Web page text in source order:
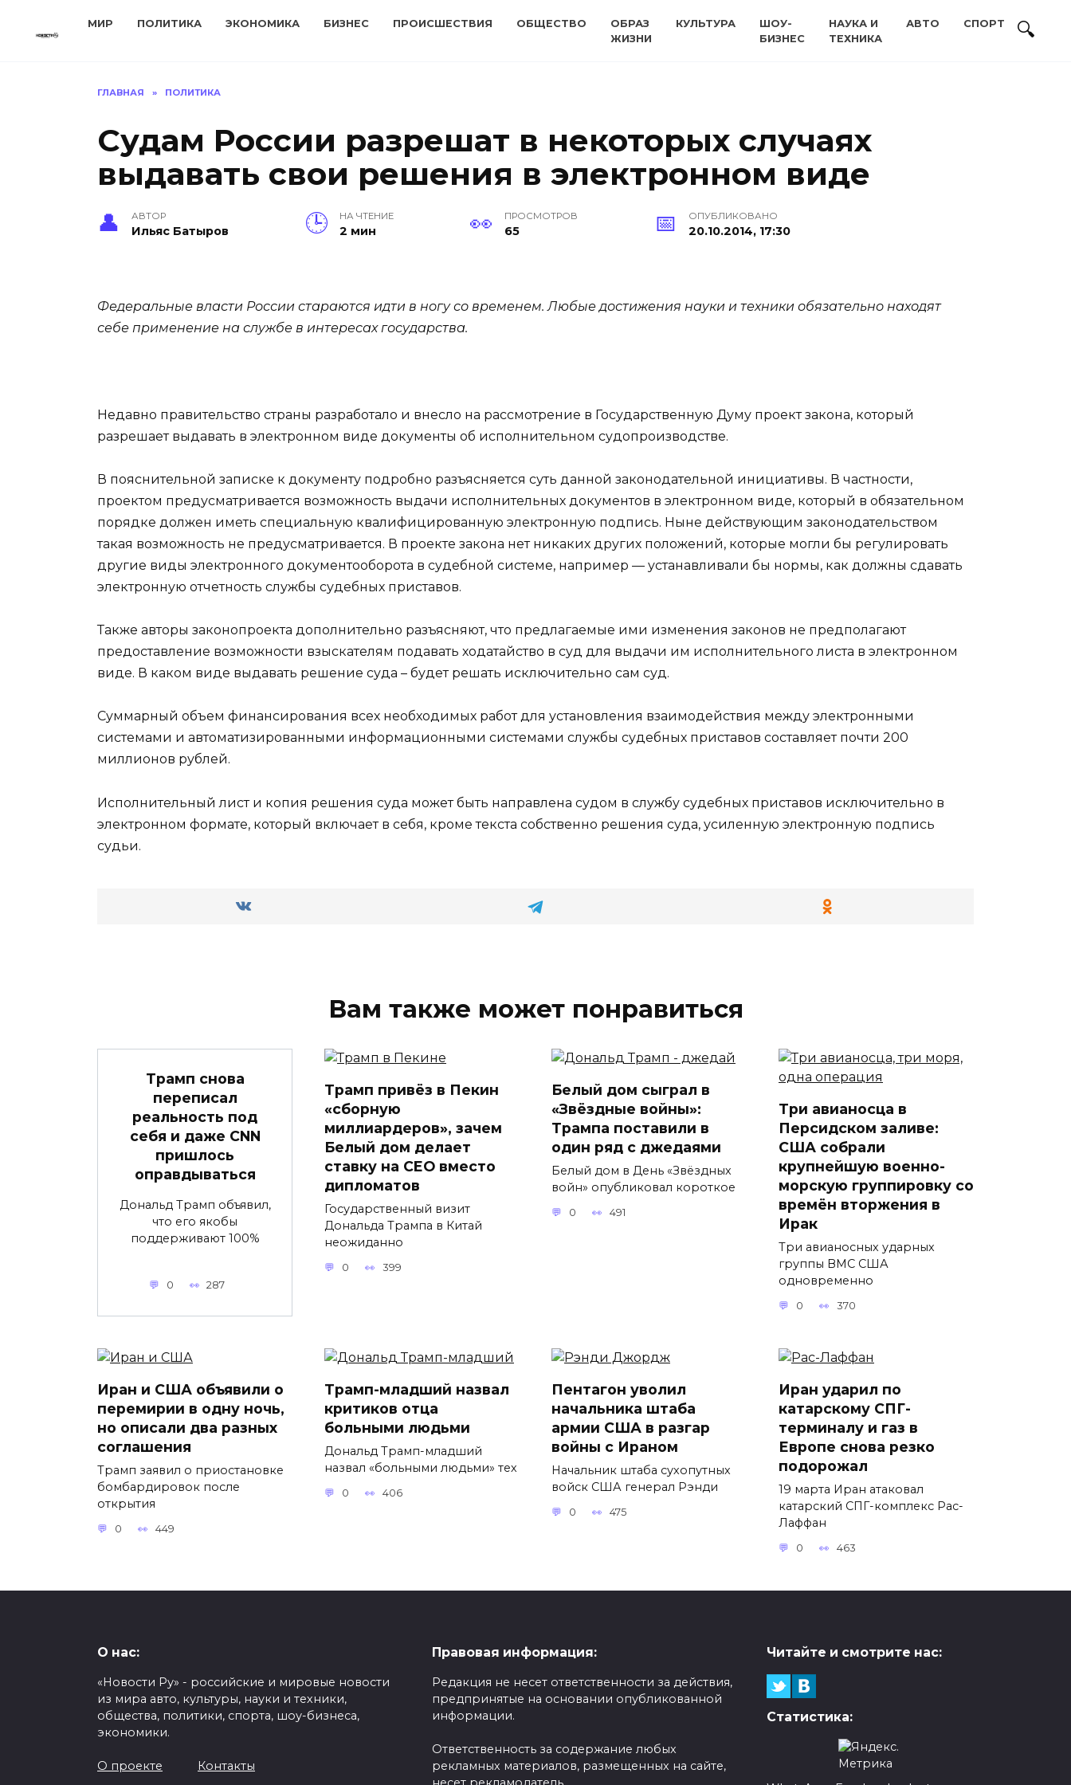
МИР ПОЛИТИКА ЭКОНОМИКА БИЗНЕС ПРОИСШЕСТВИЯ ОБЩЕСТВО
ОБРАЗ
ЖИЗНИ
КУЛЬТУРА
ШОУ-
БИЗНЕС
НАУКА И
ТЕХНИКА
АВТО СПОРТ
ГЛАВНАЯ » ПОЛИТИКА
Судам России разрешат в некоторых случаях
выдавать свои решения в электронном виде
АВТОР
Ильяс Батыров
НА ЧТЕНИЕ
2 мин
ПРОСМОТРОВ
65
ОПУБЛИКОВАНО
20.10.2014, 17:30
Федеральные власти России стараются идти в ногу со временем. Любые достижения науки и техники обязательно находят
себе применение на службе в интересах государства.
Недавно правительство страны разработало и внесло на рассмотрение в Государственную Думу проект закона, который
разрешает выдавать в электронном виде документы об исполнительном судопроизводстве.
В пояснительной записке к документу подробно разъясняется суть данной законодательной инициативы. В частности,
проектом предусматривается возможность выдачи исполнительных документов в электронном виде, который в обязательном
порядке должен иметь специальную квалифицированную электронную подпись. Ныне действующим законодательством
такая возможность не предусматривается. В проекте закона нет никаких других положений, которые могли бы регулировать
другие виды электронного документооборота в судебной системе, например — устанавливали бы нормы, как должны сдавать
электронную отчетность службы судебных приставов.
Также авторы законопроекта дополнительно разъясняют, что предлагаемые ими изменения законов не предполагают
предоставление возможности взыскателям подавать ходатайство в суд для выдачи им исполнительного листа в электронном
виде. В каком виде выдавать решение суда – будет решать исключительно сам суд.
Суммарный объем финансирования всех необходимых работ для установления взаимодействия между электронными
системами и автоматизированными информационными системами службы судебных приставов составляет почти 200
миллионов рублей.
Исполнительный лист и копия решения суда может быть направлена судом в службу судебных приставов исключительно в
электронном формате, который включает в себя, кроме текста собственно решения суда, усиленную электронную подпись
судьи.
Вам также может понравиться
Трамп снова
переписал
реальность под
себя и даже CNN
пришлось
оправдываться
Дональд Трамп объявил,
что его якобы
поддерживают 100%
0 287
Трамп привёз в Пекин
«сборную
миллиардеров», зачем
Белый дом делает
ставку на CEO вместо
дипломатов
Государственный визит
Дональда Трампа в Китай
неожиданно
0 399
Белый дом сыграл в
«Звёздные войны»:
Трампа поставили в
один ряд с джедаями
Белый дом в День «Звёздных
войн» опубликовал короткое
0 491
Три авианосца в
Персидском заливе:
США собрали
крупнейшую военно-
морскую группировку со
времён вторжения в
Ирак
Три авианосных ударных
группы ВМС США
одновременно
0 370
Иран и США объявили о
перемирии в одну ночь,
но описали два разных
соглашения
Трамп заявил о приостановке
бомбардировок после
открытия
0 449
Трамп-младший назвал
критиков отца
больными людьми
Дональд Трамп-младший
назвал «больными людьми» тех
0 406
Пентагон уволил
начальника штаба
армии США в разгар
войны с Ираном
Начальник штаба сухопутных
войск США генерал Рэнди
0 475
Иран ударил по
катарскому СПГ-
терминалу и газ в
Европе снова резко
подорожал
19 марта Иран атаковал
катарский СПГ-комплекс Рас-
Лаффан
0 463
О нас:
«Новости Ру» - российские и мировые новости
из мира авто, культуры, науки и техники,
общества, политики, спорта, шоу-бизнеса,
экономики.
О проекте Контакты
Правовая информация:
Редакция не несет ответственности за действия,
предпринятые на основании опубликованной
информации.
Ответственность за содержание любых
рекламных материалов, размещенных на сайте,
Читайте и смотрите нас:
Статистика: